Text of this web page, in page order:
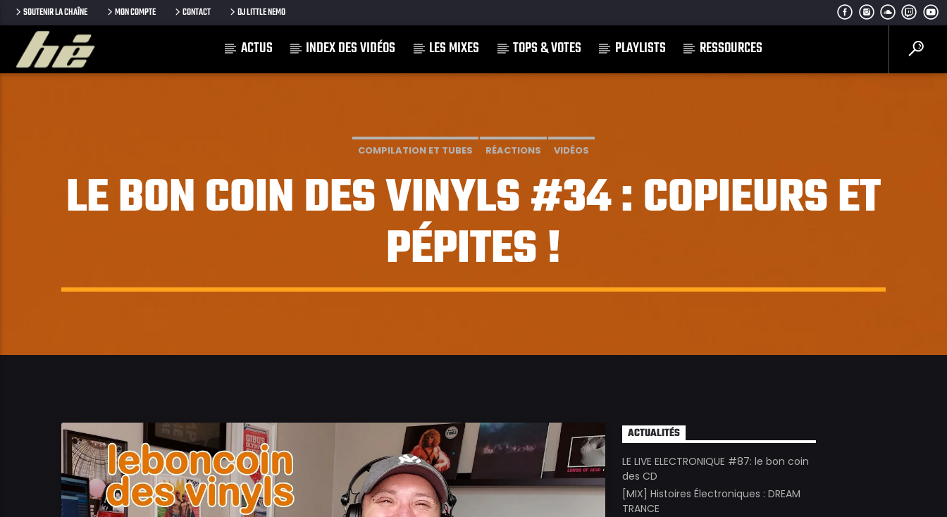
SOUTENIR LA CHAÎNE MON COMPTE CONTACT DJ LITTLE NEMO
ACTUS INDEX DES VIDÉOS LES MIXES TOPS & VOTES PLAYLISTS RESSOURCES
COMPILATION ET TUBES RÉACTIONS VIDÉOS
LE BON COIN DES VINYLS #34 : COPIEURS ET
PÉPITES !
ACTUALITÉS
LE LIVE ELECTRONIQUE #87: le bon coin
des CD
[MIX] Histoires Électroniques : DREAM
TRANCE